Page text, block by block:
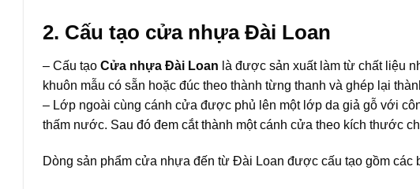
2. Cấu tạo cửa nhựa Đài Loan
– Cấu tạo Cửa nhựa Đài Loan là được sản xuất làm từ chất liệu
khuôn mẫu có sẵn hoặc đúc theo thành từng thanh và ghép lại
– Lớp ngoài cùng cánh cửa được phủ lên một lớp da giả gỗ với
thấm nước. Sau đó đem cắt thành một cánh cửa theo kích thước
Dòng sản phẩm cửa nhựa đến từ Đài Loan được cấu tạo gồm các